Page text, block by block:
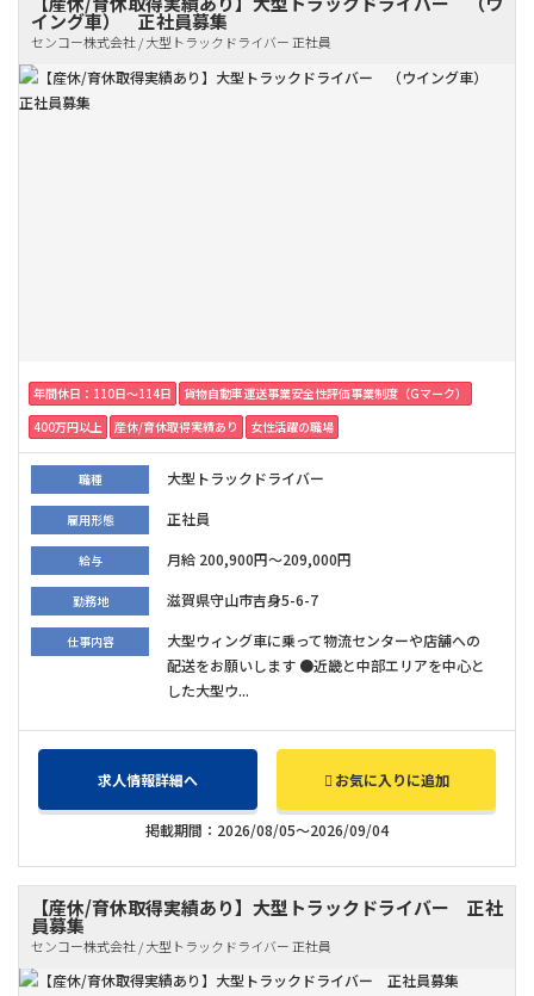
イング車） 正社員募集
センコー株式会社 / 大型トラックドライバー 正社員
年間休日：110日〜114日
貨物自動車運送事業安全性評価事業制度（Gマーク）
400万円以上
産休/育休取得実績あり 女性活躍の職場
職種 大型トラックドライバー
雇用形態 正社員
給与 月給 200,900円～209,000円
勤務地 滋賀県守山市吉身5-6-7
仕事内容
大型ウィング車に乗って物流センターや店舗への
配送をお願いします ●近畿と中部エリアを中心と
した大型ウ...
求人情報詳細へ お気に入りに追加
掲載期間：2026/08/05～2026/09/04
【産休/育休取得実績あり】大型トラックドライバー 正社
員募集
センコー株式会社 / 大型トラックドライバー 正社員